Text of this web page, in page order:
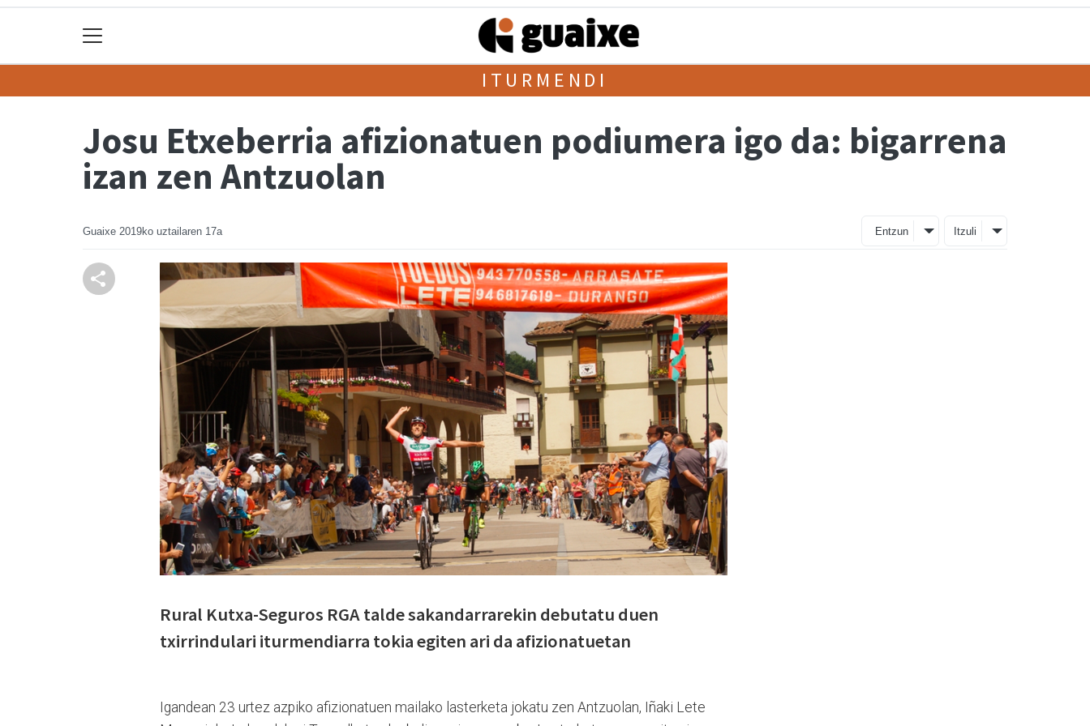
ITURMENDI
Josu Etxeberria afizionatuen podiumera igo da: bigarrena
izan zen Antzuolan
Guaixe 2019ko uztailaren 17a Entzun Itzuli
Rural Kutxa-Seguros RGA talde sakandarrarekin debutatu duen
txirrindulari iturmendiarra tokia egiten ari da afizionatuetan
Igandean 23 urtez azpiko afizionatuen mailako lasterketa jokatu zen Antzuolan, Iñaki Lete